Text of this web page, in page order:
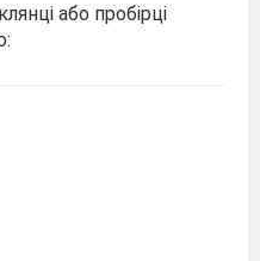
або пробірці